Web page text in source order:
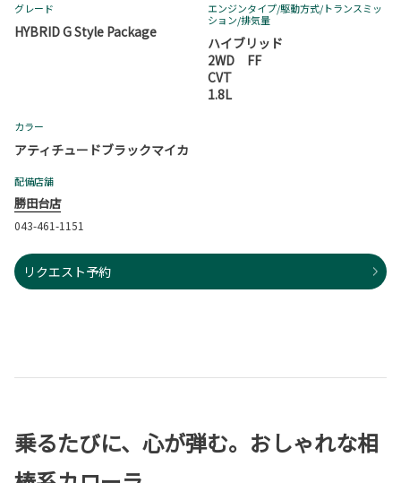
グレード
HYBRID G Style Package
エンジンタイプ/駆動方式/トランスミッ
ション/排気量
ハイブリッド
2WD FF
CVT
1.8L
カラー
アティチュードブラックマイカ
配備店舗
勝田台店
043-461-1151
リクエスト予約
乗るたびに、心が弾む。おしゃれな相